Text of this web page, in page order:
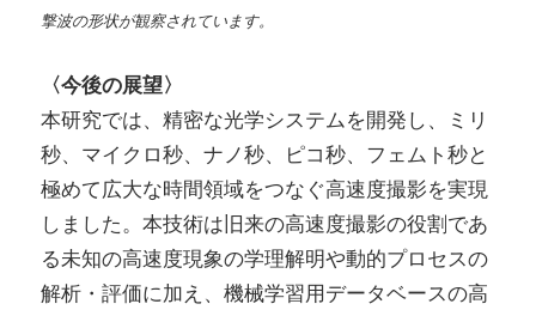
撃波の形状が観察されています。
〈今後の展望〉
本研究では、精密な光学システムを開発し、ミリ
秒、マイクロ秒、ナノ秒、ピコ秒、フェムト秒と
極めて広大な時間領域をつなぐ高速度撮影を実現
しました。本技術は旧来の高速度撮影の役割であ
る未知の高速度現象の学理解明や動的プロセスの
解析・評価に加え、機械学習用データベースの高